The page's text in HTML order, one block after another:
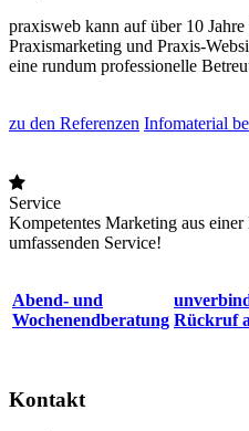
praxisweb kann auf über 10
Praxismarketing und Praxis-
eine rundum professionelle
zu den Referenzen Infomaterial
Service
Kompetentes Marketing aus
umfassenden Service!
Abend- und
Wochenendberatung Rückruf
Kontakt